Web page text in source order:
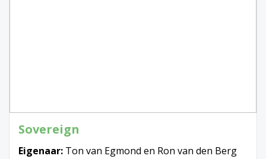
Sovereign
Eigenaar: Ton van Egmond en Ron van den Berg